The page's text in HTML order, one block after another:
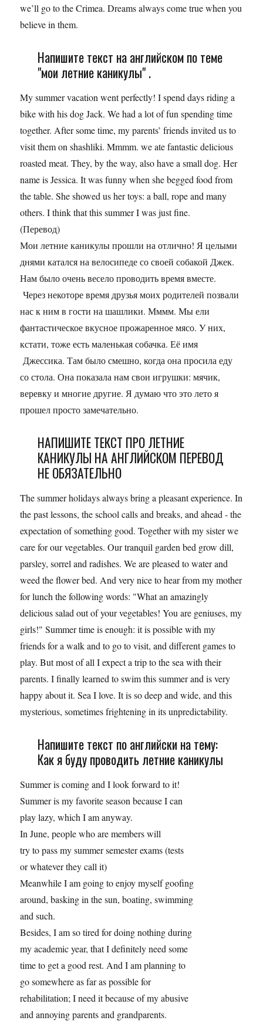
we’ll go to the Crimea. Dreams always come true when you
believe in them.
Напишите текст на английском по теме
"мои летние каникулы" .
My summer vacation went perfectly! I spend days riding a
bike with his dog Jack. We had a lot of fun spending time
together. After some time, my parents’ friends invited us to
visit them on shashliki. Mmmm. we ate fantastic delicious
roasted meat. They, by the way, also have a small dog. Her
name is Jessica. It was funny when she begged food from
the table. She showed us her toys: a ball, rope and many
others. I think that this summer I was just fine.
(Перевод)
Мои летние каникулы прошли на отлично! Я целыми
днями катался на велосипеде со своей собакой Джек.
Нам было очень весело проводить время вместе.
Через некоторе время друзья моих родителей позвали
нас к ним в гости на шашлики. Мммм. Мы ели
фантастическое вкусное прожаренное мясо. У них,
кстати, тоже есть маленькая собачка. Её имя
Джессика. Там было смешно, когда она просила еду
со стола. Она показала нам свои игрушки: мячик,
веревку и многие другие. Я думаю что это лето я
прошел просто замечательно.
НАПИШИТЕ ТЕКСТ ПРО ЛЕТНИЕ
КАНИКУЛЫ НА АНГЛИЙСКОМ ПЕРЕВОД
НЕ ОБЯЗАТЕЛЬНО
The summer holidays always bring a pleasant experience. In
the past lessons, the school calls and breaks, and ahead - the
expectation of something good. Together with my sister we
care for our vegetables. Our tranquil garden bed grow dill,
parsley, sorrel and radishes. We are pleased to water and
weed the flower bed. And very nice to hear from my mother
for lunch the following words: "What an amazingly
delicious salad out of your vegetables! You are geniuses, my
girls!" Summer time is enough: it is possible with my
friends for a walk and to go to visit, and different games to
play. But most of all I expect a trip to the sea with their
parents. I finally learned to swim this summer and is very
happy about it. Sea I love. It is so deep and wide, and this
mysterious, sometimes frightening in its unpredictability.
Напишите текст по английски на тему:
Как я буду проводить летние каникулы
Summer is coming and I look forward to it!
Summer is my favorite season because I can
play lazy, which I am anyway.
In June, people who are members will
try to pass my summer semester exams (tests
or whatever they call it)
Meanwhile I am going to enjoy myself goofing
around, basking in the sun, boating, swimming
and such.
Besides, I am so tired for doing nothing during
my academic year, that I definitely need some
time to get a good rest. And I am planning to
go somewhere as far as possible for
rehabilitation; I need it because of my abusive
and annoying parents and grandparents.